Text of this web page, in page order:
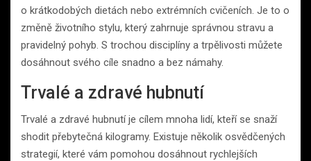
o krátkodobých dietách nebo extrémních cvičeních. Je to o
změně životního stylu, který zahrnuje správnou stravu a
pravidelný pohyb. S trochou disciplíny a trpělivosti můžete
dosáhnout svého cíle snadno a bez námahy.
Trvalé a zdravé hubnutí
Trvalé a zdravé hubnutí je cílem mnoha lidí, kteří se snaží
shodit přebytečná kilogramy. Existuje několik osvědčených
strategií, které vám pomohou dosáhnout rychlejších